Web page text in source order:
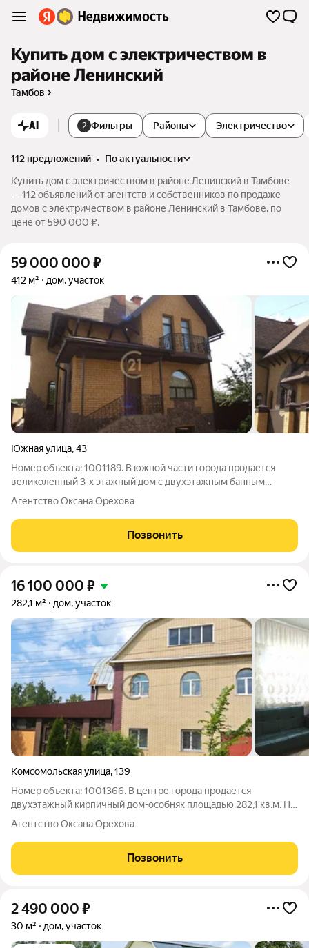
Купить дом с электричеством в
районе Ленинский
Тамбов
AI 2 Фильтры Районы Электричество
112 предложений •
по актуальности
Купить дом с электричеством в районе Ленинский в Тамбове
— 112 объявлений от агентств и собственников по продаже
домов с электричеством в районе Ленинский в Тамбове. по
цене от 590 000 ₽.
59 000 000 ₽
412 м² дом, участок
Южная улица,43
Номер объекта: 1001189. В южной части города продается
великолепный 3-х этажный дом с двухэтажным банным
комплексом и гаражом на два автомобиля. Общая площадь
дома 412,1 кв м ( включая площадь цокольного этажа). На
первом этаже дома расположена
Агентство Оксана Орехова
Позвонить
16 100 000 ₽
282,1 м² дом, участок
Комсомольская улица,139
Номер объекта: 1001366. В центре города продается
двухэтажный кирпичный дом-особняк площадью 282,1 кв.м. На
первом этаже расположены кухня, гостиная, спальня, санузел;
на втором этаже четыре спальни и гостиная. К первому этажу
примыкает летняя
Агентство Оксана Орехова
Позвонить
2 490 000 ₽
30 м² дом, участок